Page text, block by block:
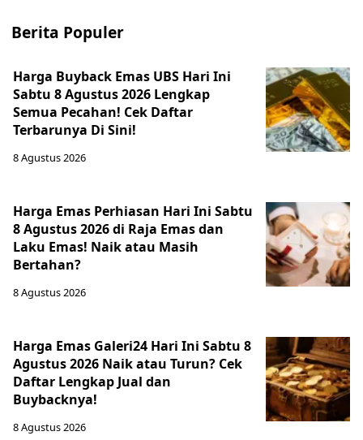
Berita Populer
Harga Buyback Emas UBS Hari Ini
Sabtu 8 Agustus 2026 Lengkap
Semua Pecahan! Cek Daftar
Terbarunya Di Sini!
8 Agustus 2026
Harga Emas Perhiasan Hari Ini Sabtu
8 Agustus 2026 di Raja Emas dan
Laku Emas! Naik atau Masih
Bertahan?
8 Agustus 2026
Harga Emas Galeri24 Hari Ini Sabtu 8
Agustus 2026 Naik atau Turun? Cek
Daftar Lengkap Jual dan
Buybacknya!
8 Agustus 2026